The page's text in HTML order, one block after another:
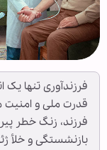
فرزندآوری تنها
فرزند، زنگ خطر
بازنشستگی و خلأ